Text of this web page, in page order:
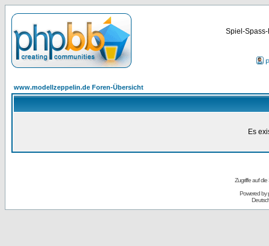
Spiel-
www.modellzeppelin.de Foren-Übersicht
Es
Zugriffe auf
Powered by